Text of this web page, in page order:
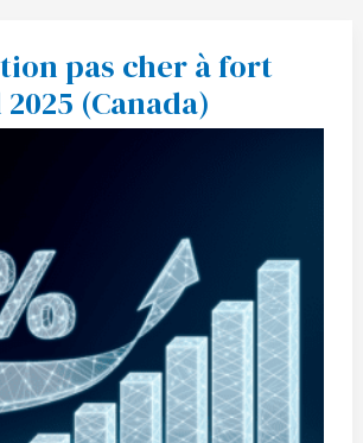
pas cher à fort
(Canada)